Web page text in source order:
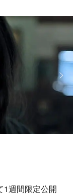
1週間限定公開